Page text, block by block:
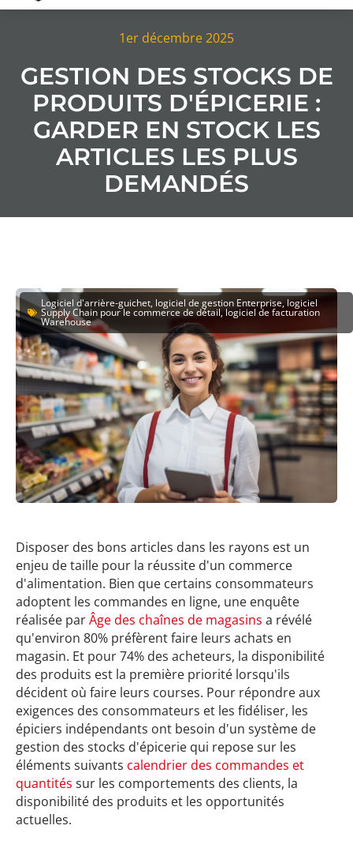
1er décembre 2025
GESTION DES STOCKS DE
PRODUITS D'ÉPICERIE :
GARDER EN STOCK LES
ARTICLES LES PLUS
DEMANDÉS
Logiciel d'arrière-guichet, logiciel de gestion Enterprise, logiciel
Supply Chain pour le commerce de détail, logiciel de facturation
Warehouse
Disposer des bons articles dans les rayons est un
enjeu de taille pour la réussite d'un commerce
d'alimentation. Bien que certains consommateurs
adoptent les commandes en ligne, une enquête
réalisée parÂge des chaînes de magasins a révélé
qu'environ 80% préfèrent faire leurs achats en
magasin. Et pour 74% des acheteurs, la disponibilité
des produits est la première priorité lorsqu'ils
décident où faire leurs courses. Pour répondre aux
exigences des consommateurs et les fidéliser, les
épiciers indépendants ont besoin d'un système de
gestion des stocks d'épicerie qui repose sur les
éléments suivants calendrier des commandes et
quantités sur les comportements des clients, la
disponibilité des produits et les opportunités
actuelles.